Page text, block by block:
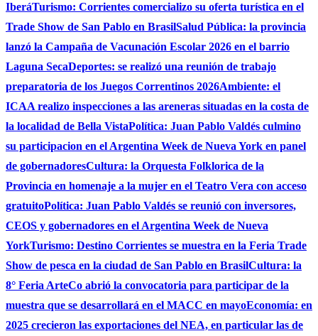
IberáTurismo: Corrientes comercializo su oferta turística en el
Trade Show de San Pablo en BrasilSalud Pública: la provincia
lanzó la Campaña de Vacunación Escolar 2026 en el barrio
Laguna SecaDeportes: se realizó una reunión de trabajo
preparatoria de los Juegos Correntinos 2026Ambiente: el
ICAA realizo inspecciones a las areneras situadas en la costa de
la localidad de Bella VistaPolítica: Juan Pablo Valdés culmino
su participacion en el Argentina Week de Nueva York en panel
de gobernadoresCultura: la Orquesta Folklorica de la
Provincia en homenaje a la mujer en el Teatro Vera con acceso
gratuitoPolítica: Juan Pablo Valdés se reunió con inversores,
CEOS y gobernadores en el Argentina Week de Nueva
YorkTurismo: Destino Corrientes se muestra en la Feria Trade
Show de pesca en la ciudad de San Pablo en BrasilCultura: la
8° Feria ArteCo abrió la convocatoria para participar de la
muestra que se desarrollará en el MACC en mayoEconomía: en
2025 crecieron las exportaciones del NEA, en particular las de